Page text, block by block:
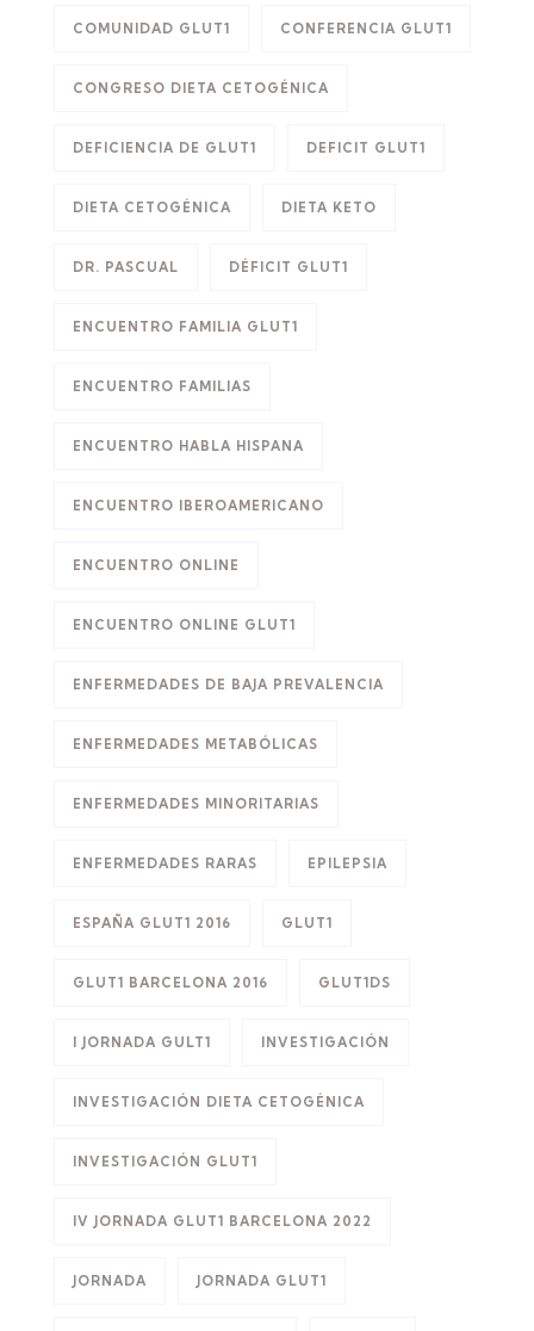
COMUNIDAD GLUT1 CONFERENCIA GLUT1
CONGRESO DIETA CETOGÉNICA
DEFICIENCIA DE GLUT1 DEFICIT GLUT1
DIETA CETOGÉNICA DIETA KETO
DR. PASCUAL DÉFICIT GLUT1
ENCUENTRO FAMILIA GLUT1
ENCUENTRO FAMILIAS
ENCUENTRO HABLA HISPANA
ENCUENTRO IBEROAMERICANO
ENCUENTRO ONLINE
ENCUENTRO ONLINE GLUT1
ENFERMEDADES DE BAJA PREVALENCIA
ENFERMEDADES METABÓLICAS
ENFERMEDADES MINORITARIAS
ENFERMEDADES RARAS EPILEPSIA
ESPAÑA GLUT1 2016 GLUT1
GLUT1 BARCELONA 2016 GLUT1DS
I JORNADA GULT1 INVESTIGACIÓN
INVESTIGACIÓN DIETA CETOGÉNICA
INVESTIGACIÓN GLUT1
IV JORNADA GLUT1 BARCELONA 2022
JORNADA JORNADA GLUT1